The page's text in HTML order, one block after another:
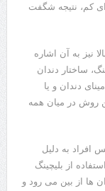
‌ای کم، نتیجه‌ شگفت
نیز به آن اشاره
ساختار دندان
دندان و یا
روش در میان همه
افراد به دلیل
از بلیچینگ
ها از بین می رود و